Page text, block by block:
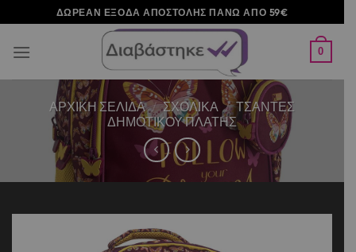
στο
περιεχόμενο
ΔΩΡΕΑΝ ΕΞΟΔΑ ΑΠΟΣΤΟΛΗΣ ΠΑΝΩ ΑΠΟ 59€
0
ΑΡΧΙΚΉ ΣΕΛΊΔΑ / ΣΧΟΛΙΚΑ / ΤΣΑΝΤΕΣ
ΔΗΜΟΤΙΚΟΥ ΠΛΑΤΗΣ